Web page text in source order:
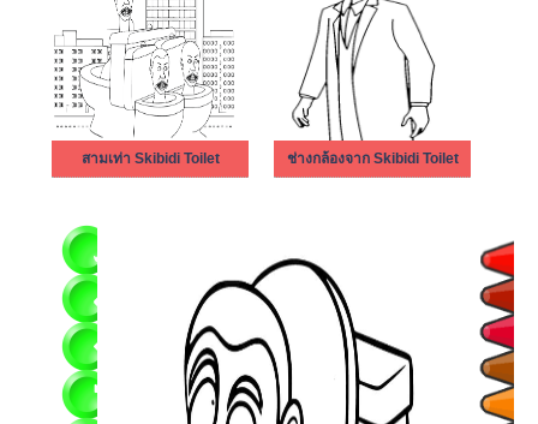
สามเท่า Skibidi Toilet ช่างกล้องจาก Skibidi Toilet